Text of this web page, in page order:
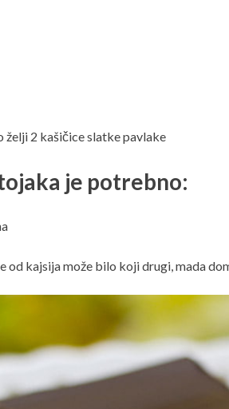
želji 2 kašičice slatke pavlake
je potrebno:
od kajsija može bilo koji drugi, mada